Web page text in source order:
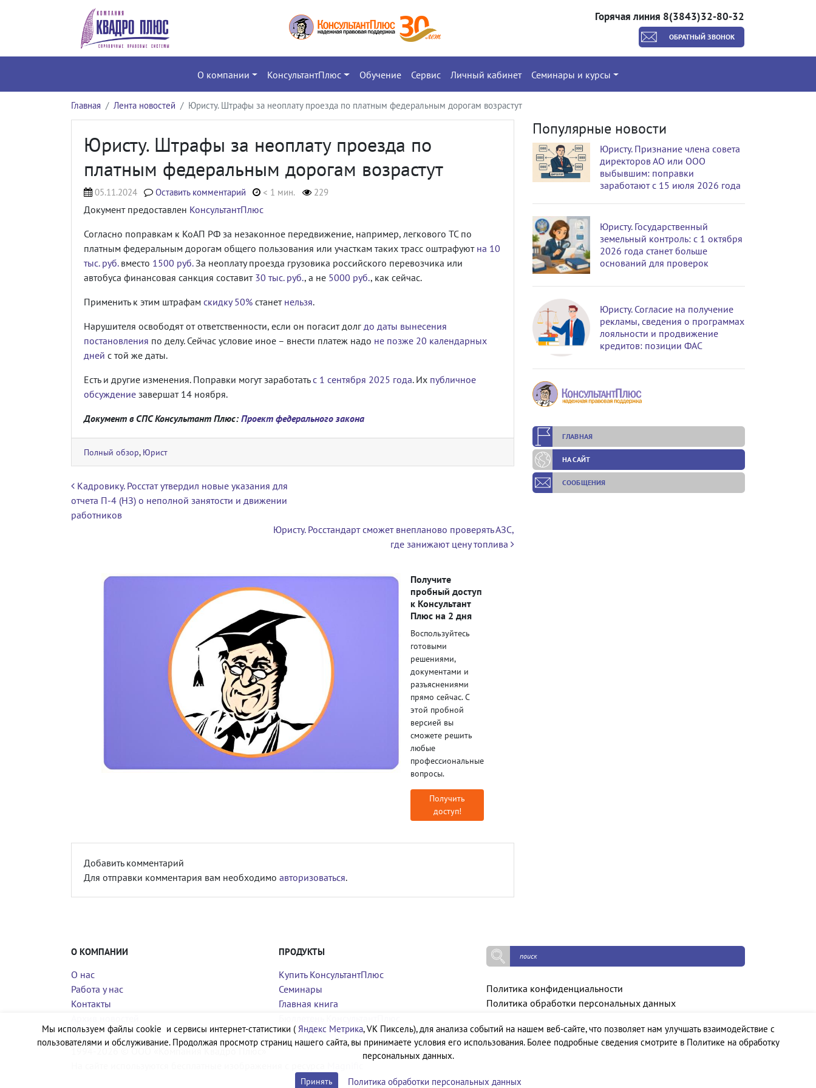
Горячая линия 8(3843)32-80-32
ОБРАТНЫЙ ЗВОНОК
О компании КонсультантПлюс Обучение Сервис Личный кабинет Семинары и курсы
Главная Лента новостей Юристу. Штрафы за неоплату проезда по платным федеральным дорогам возрастут
Юристу. Штрафы за неоплату проезда по
платным федеральным дорогам возрастут
05.11.2024 Оставить комментарий < 1 мин. 229
Документ предоставлен КонсультантПлюс
Согласно поправкам к КоАП РФ за незаконное передвижение, например, легкового ТС по
платным федеральным дорогам общего пользования или участкам таких трасс оштрафуют на 10
тыс. руб.вместо 1500 руб.За неоплату проезда грузовика российского перевозчика или
автобуса финансовая санкция составит 30 тыс. руб., а не 5000 руб., как сейчас.
Применить к этим штрафам скидку 50% станет нельзя.
Нарушителя освободят от ответственности, если он погасит долг до даты вынесения
постановления по делу. Сейчас условие иное – внести платеж надо не позже 20 календарных
дней с той же даты.
Есть и другие изменения. Поправки могут заработатьс 1 сентября 2025 года. Их публичное
обсуждение завершат 14 ноября.
Документ в СПС Консультант Плюс: Проект федерального закона
Полный обзор, Юрист
Навигация по записям
Кадровику. Росстат утвердил новые указания для
отчета П-4 (НЗ) о неполной занятости и движении
работников
Юристу. Росстандарт сможет внепланово проверять АЗС,
где занижают цену топлива
Получите
пробный доступ
к Консультант
Плюс на 2 дня
Воспользуйтесь
готовыми
решениями,
документами и
разъяснениями
прямо сейчас. С
этой пробной
версией вы
сможете решить
любые
профессиональные
вопросы.
Получить
доступ!
Добавить комментарий
Для отправки комментария вам необходимо авторизоваться.
Популярные новости
Юристу. Признание члена совета
директоров АО или ООО
выбывшим: поправки
заработают с 15 июля 2026 года
Юристу. Государственный
земельный контроль: с 1 октября
2026 года станет больше
оснований для проверок
Юристу. Согласие на получение
рекламы, сведения о программах
лояльности и продвижение
кредитов: позиции ФАС
ГЛАВНАЯ
НА САЙТ
СООБЩЕНИЯ
О КОМПАНИИ
О нас
Работа у нас
Контакты
ПРОДУКТЫ
Купить КонсультантПлюс
Семинары
Главная книга
Политика конфиденциальности
Политика обработки персональных данных
1994-2026 © ООО «Компания Квадро Плюс»
Мы используем файлы cookie и сервисы интернет-статистики ( Яндекс Метрика, VK Пиксель), для анализа событий на нашем веб-сайте, что позволяет нам улучшать взаимодействие с
пользователями и обслуживание. Продолжая просмотр страниц нашего сайта, вы принимаете условия его использования. Более подробные сведения смотрите в Политике на обработку
персональных данных.
Принять Политика обработки персональных данных